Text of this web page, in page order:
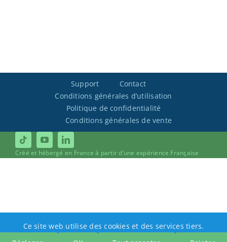
Support
Contact
Conditions générales d’utilisation
Politique de confidentialité
Conditions générales de vente
Créé et hébergé en France à partir d’une expérience Française
Ce site web utilise des cookies et des services tiers.